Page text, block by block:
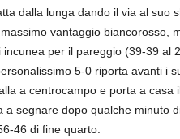
dalla lunga dando il via al suo
vantaggio biancorosso,
per il pareggio (39-39 al
5-0 riporta avanti i
a centrocampo e porta a casa
a segnare dopo qualche minuto
46 di fine quarto.